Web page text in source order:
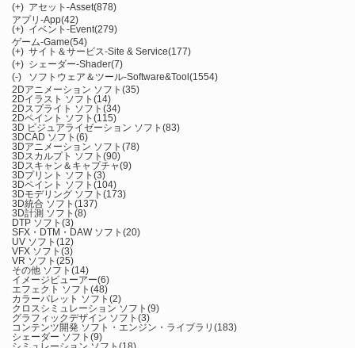
(+) アセット-Asset(878)
アプリ-App(42)
(+) イベント-Event(279)
ゲーム-Game(54)
(+) サイト＆サービス-Site & Service(177)
(+) シェーダー-Shader(7)
(-)
ソフトウェア＆ツール-Software&Tool(1554)
2Dアニメーション ソフト (35)
2Dイラスト ソフト (14)
2Dスプライト ソフト (34)
2Dペイント ソフト (115)
3D ビジュアライゼーション ソフト (83)
3DCAD ソフト (6)
3Dアニメーション ソフト (78)
3Dスカルプト ソフト (90)
3Dスキャン＆キャプチャ(9)
3Dプリント ソフト (3)
3Dペイント ソフト (104)
3Dモデリング ソフト (173)
3D統合 ソフト (137)
3D計測 ソフト (8)
DTP ソフト (3)
SFX・DTM・DAW ソフト (20)
UV ソフト (12)
VFX ソフト (3)
VR ソフト (25)
その他 ソフト (14)
イメージビューアー(6)
エフェクト ソフト (48)
カラーパレット ソフト (2)
クロスシミュレーション ソフト (9)
グラフィックデザイン ソフト (3)
コンテンツ開発 ソフト・エンジン・ライブラリ (183)
シェーダー ソフト (9)